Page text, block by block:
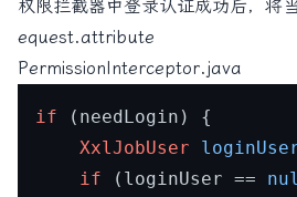
权限拦截器中登录认证成功后，将
equest.attribute
PermissionInterceptor.java
if (needLogin) {
XxlJobUser
if (loginUser ==